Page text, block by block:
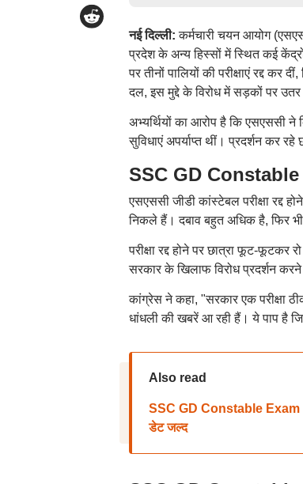
नई दिल्ली: कर्मचारी चयन आयोग
प्रदेश के अन्य हिस्सों में स्थित कई
पर तीनों पालियों की परीक्षाएं रद्द कर
दल, इस मुद्दे के विरोध में सड़कों पर
अभ्यर्थियों का आरोप है कि एसएससी ने
सुविधाएं अपर्याप्त थीं। प्रदर्शन कर
SSC GD Constable
एसएससी जीडी कांस्टेबल परीक्षा रद्द
निकले हैं। दबाव बहुत अधिक है, फिर भी
परीक्षा रद्द होने पर छात्रा फूट-फूटकर
सरकार के खिलाफ विरोध प्रदर्शन
कांग्रेस ने कहा, "सरकार एक परीक्षा
धांधली की खबरें आ रही हैं। ये पाप है
Also read
SSC GD Constable Exam
डेट जल्द